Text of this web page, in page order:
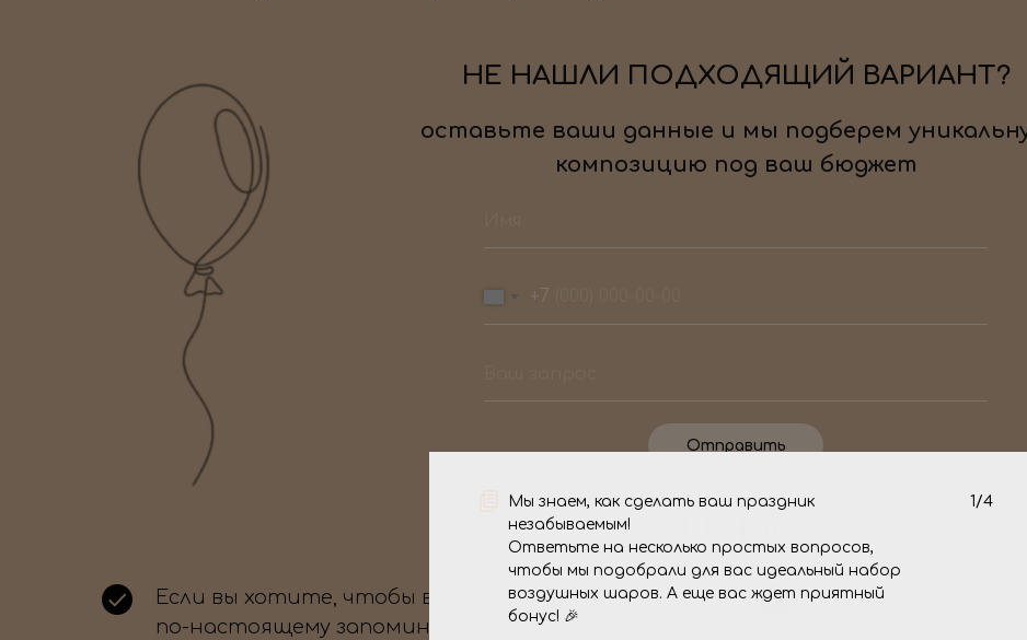
Мы знаем, как сделать ваш праздник
незабываемым!
Ответьте на несколько простых вопросов,
чтобы мы подобрали для вас идеальный набор
воздушных шаров. А еще вас ждет приятный
бонус! 🎉
1/4
+7
Отправить
НЕ НАШЛИ ПОДХОДЯЩИЙ ВАРИАНТ?
оставьте ваши данные и мы подберем
композицию под ваш бюджет
Если вы хотите, чтобы ваше торжество стало
по-настоящему запоминающимся, то вы
Мы - команда
уже целых 4 года